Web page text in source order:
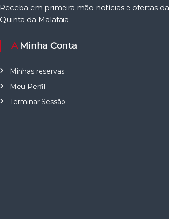
Receba em primeira mão notícias e ofertas da
Quinta da Malafaia
A Minha Conta
Minhas reservas
Meu Perfil
Terminar Sessão